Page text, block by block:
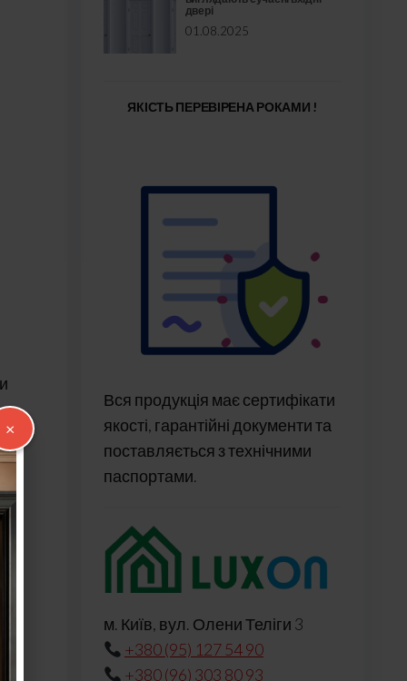
двері
01.08.2025
ЯКІСТЬ ПЕРЕВІРЕНА РОКАМИ !
Вся продукція має сертифікати
якості, гарантійні документи та
поставляється з технічними
паспортами.
м. Київ, вул. Олени Теліги 3
+380 (95) 127 54 90
+380 (96) 303 80 93
×